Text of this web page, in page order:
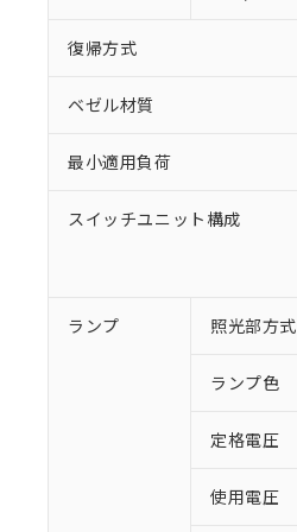
復帰方式
ベゼル材質
最小適用負荷
スイッチユニット構成
ランプ 照光部方式
ランプ色
定格電圧
使用電圧